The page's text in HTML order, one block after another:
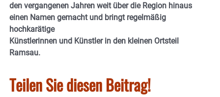
den vergangenen Jahren weit über die Region hinaus
einen Namen gemacht und bringt regelmäßig
hochkarätige
Künstlerinnen und Künstler in den kleinen Ortsteil
Ramsau.
Teilen Sie diesen Beitrag!